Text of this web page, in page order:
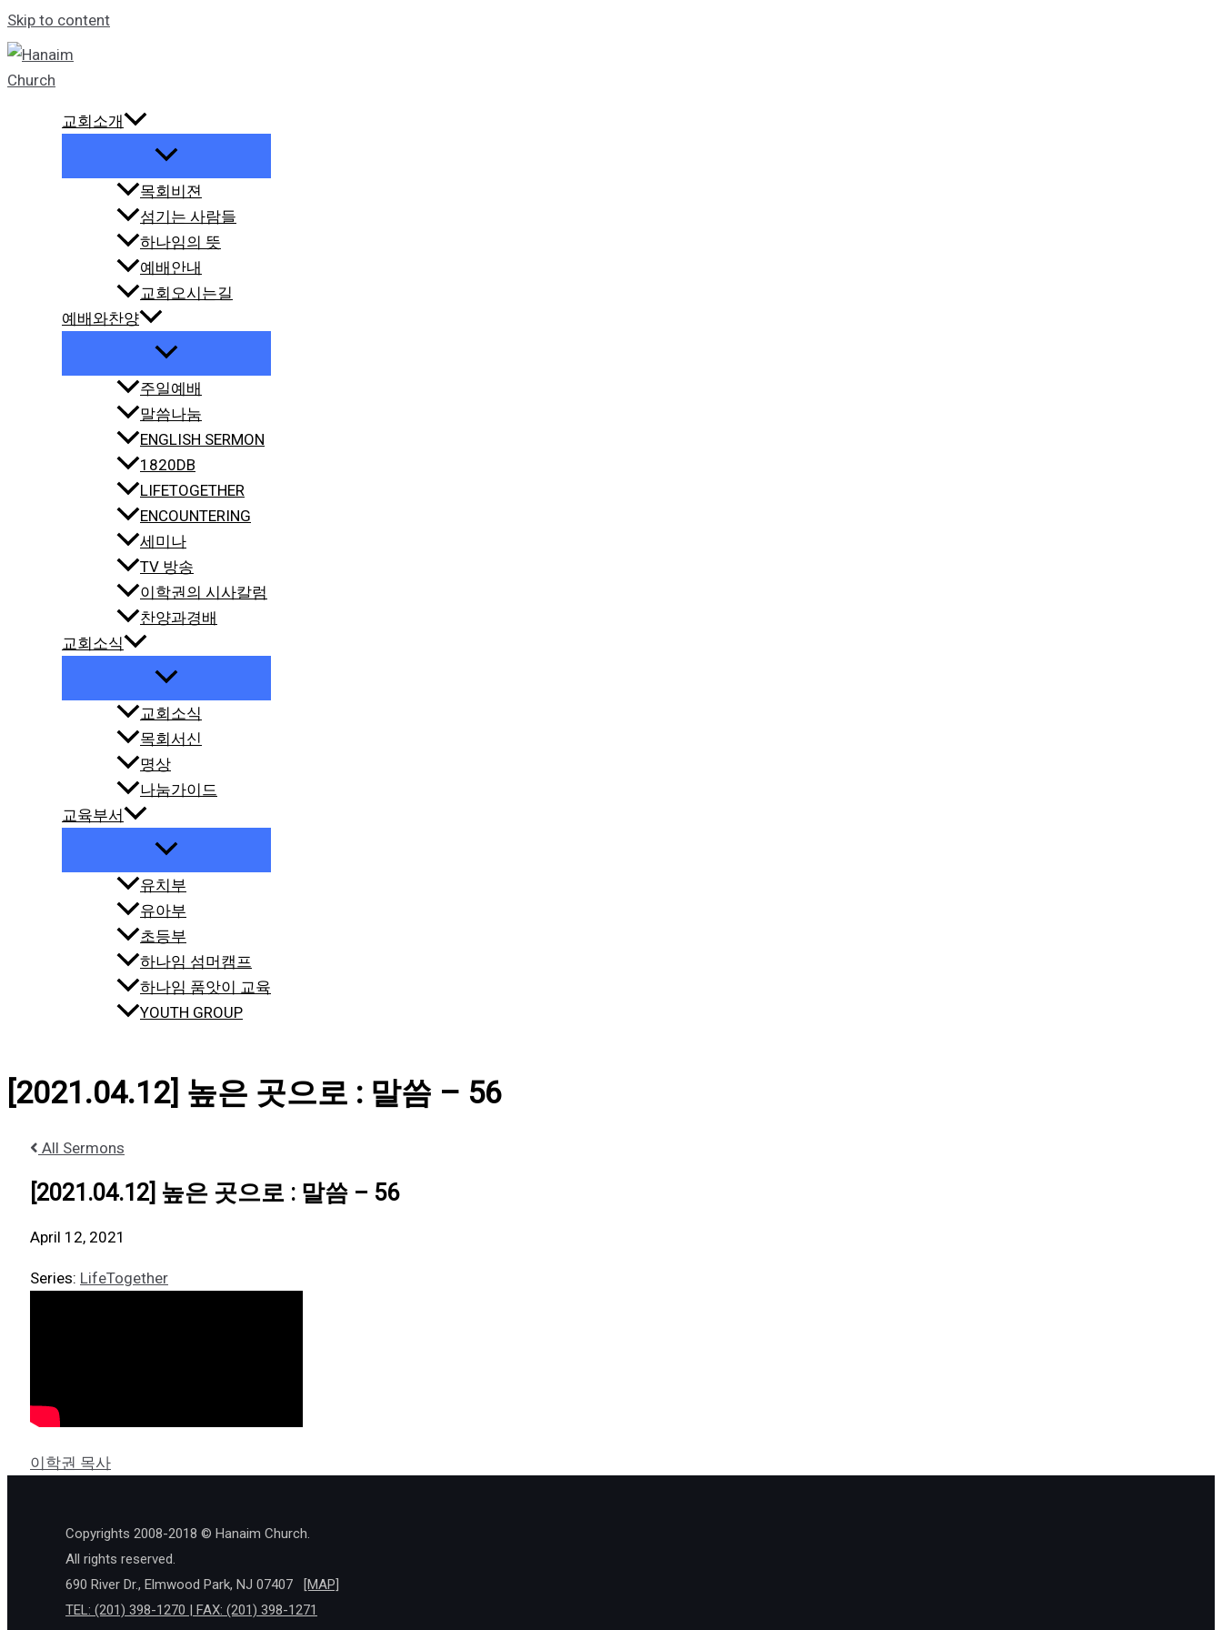
Skip to content
교회소개
목회비젼
섬기는 사람들
하나임의 뜻
예배안내
교회오시는길
예배와찬양
주일예배
말씀나눔
ENGLISH SERMON
1820DB
LIFETOGETHER
ENCOUNTERING
세미나
TV 방송
이학권의 시사칼럼
찬양과경배
교회소식
교회소식
목회서신
명상
나눔가이드
교육부서
유치부
유아부
초등부
하나임 섬머캠프
하나임 품앗이 교육
YOUTH GROUP
[2021.04.12] 높은 곳으로 : 말씀 – 56
All Sermons
[2021.04.12] 높은 곳으로 : 말씀 – 56
April 12, 2021
Series: LifeTogether
이학권 목사
Copyrights 2008-2018 © Hanaim Church.
All rights reserved.
690 River Dr., Elmwood Park, NJ 07407
[MAP]
TEL: (201) 398-1270 | FAX: (201) 398-1271